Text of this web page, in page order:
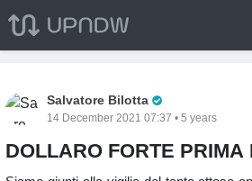
Salvatore Bilotta
14 December 2021 07:37 • 5 years
DOLLARO FORTE PRIMA